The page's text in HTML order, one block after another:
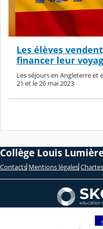
Les élèves
financer leur
Les séjours en Angleterre et
21 et le 26 mai 2023
Collège Louis
Contacts Mentions légales